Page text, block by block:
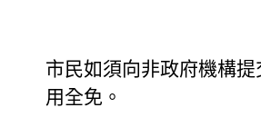
市民如須向非政府機構
用全免。